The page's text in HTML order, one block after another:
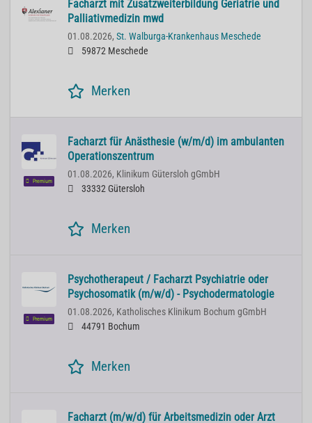
Facharzt mit Zusatzweiterbildung Geriatrie und
Palliativmedizin mwd
01.08.2026, St. Walburga-Krankenhaus Meschede
59872 Meschede
Merken
Premium
Facharzt für Anästhesie (w/m/d) im ambulanten
Operationszentrum
01.08.2026, Klinikum Gütersloh gGmbH
33332 Gütersloh
Merken
Premium
Psychotherapeut / Facharzt Psychiatrie oder
Psychosomatik (m/w/d) - Psychodermatologie
01.08.2026, Katholisches Klinikum Bochum gGmbH
44791 Bochum
Merken
Facharzt (m/w/d) für Arbeitsmedizin oder Arzt